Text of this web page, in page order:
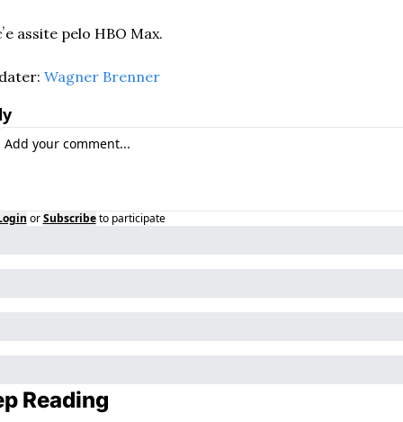
assite pelo HBO Max.
Wagner Brenner
or Subscribe to participate
Reading